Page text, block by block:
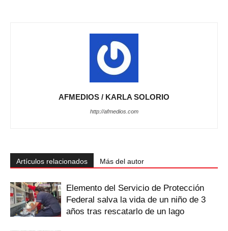
AFMEDIOS / KARLA SOLORIO
http://afmedios.com
Artículos relacionados Más del autor
Elemento del Servicio de Protección
Federal salva la vida de un niño de 3
años tras rescatarlo de un lago